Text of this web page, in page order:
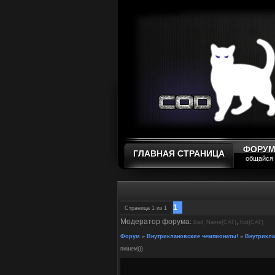
ГЛАВНАЯ СТРАНИЦА ФОРУМ
общайся
Страница 1 из 1
1
Модератор форума: Bad_Name{CAT}, Kot{CAT}
Форум » Внутриклановские чемпионаты! »
пишем)))